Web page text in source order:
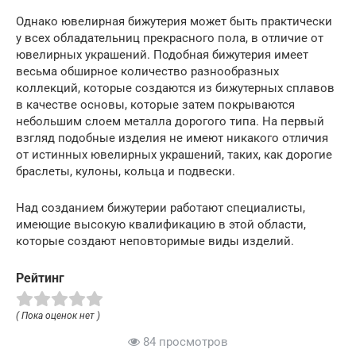
Однако ювелирная бижутерия может быть практически
у всех обладательниц прекрасного пола, в отличие от
ювелирных украшений. Подобная бижутерия имеет
весьма обширное количество разнообразных
коллекций, которые создаются из бижутерных сплавов
в качестве основы, которые затем покрываются
небольшим слоем металла дорогого типа. На первый
взгляд подобные изделия не имеют никакого отличия
от истинных ювелирных украшений, таких, как дорогие
браслеты, кулоны, кольца и подвески.
Над созданием бижутерии работают специалисты,
имеющие высокую квалификацию в этой области,
которые создают неповторимые виды изделий.
Рейтинг
( Пока оценок нет )
84 просмотров